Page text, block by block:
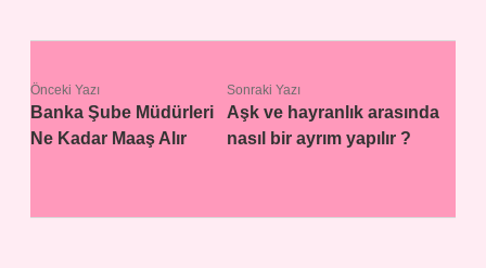
Önceki Yazı
Banka Şube Müdürleri
Ne Kadar Maaş Alır
Sonraki Yazı
Aşk ve hayranlık arasında
nasıl bir ayrım yapılır ?